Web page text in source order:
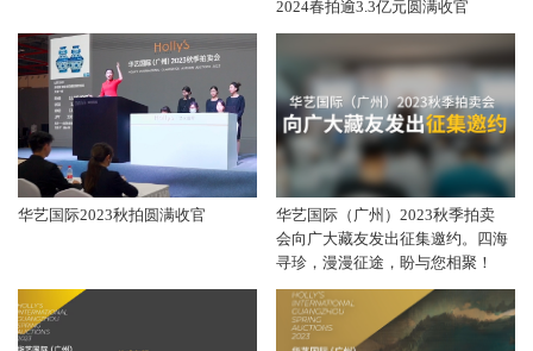
2024春拍逾3.3亿元圆满收官
华艺国际2023秋拍圆满收官
华艺国际（广州）2023秋季拍卖
会向广大藏友发出征集邀约。四海
寻珍，漫漫征途，盼与您相聚！